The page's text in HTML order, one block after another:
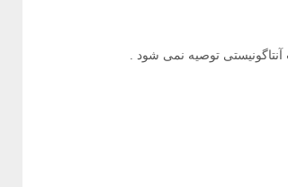
توصیه نمی شود .